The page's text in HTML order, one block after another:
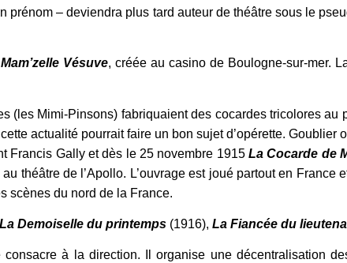
prénom – deviendra plus tard auteur de théâtre sous le
Mam’zelle Vésuve, créée au casino de Boulogne-sur-mer.
(les Mimi-Pinsons) fabriquaient des cocardes tricolores
actualité pourrait faire un bon sujet d’opérette. Goublier
Francis Gally et dès le 25 novembre 1915La Cocarde de
théâtre de l’Apollo. L’ouvrage est joué partout en France
scènes du nord de la France.
La Demoiselle du printemps (1916), La Fiancée du
à la direction. Il organise une décentralisation